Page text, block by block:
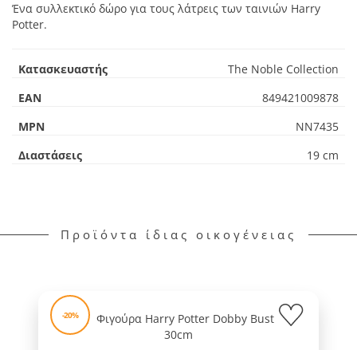
Ένα συλλεκτικό δώρο για τους λάτρεις των ταινιών Harry
Potter.
Κατασκευαστής
The Noble Collection
EAN
849421009878
MPN
NN7435
Διαστάσεις
19 cm
Προϊόντα ίδιας οικογένειας
-20%